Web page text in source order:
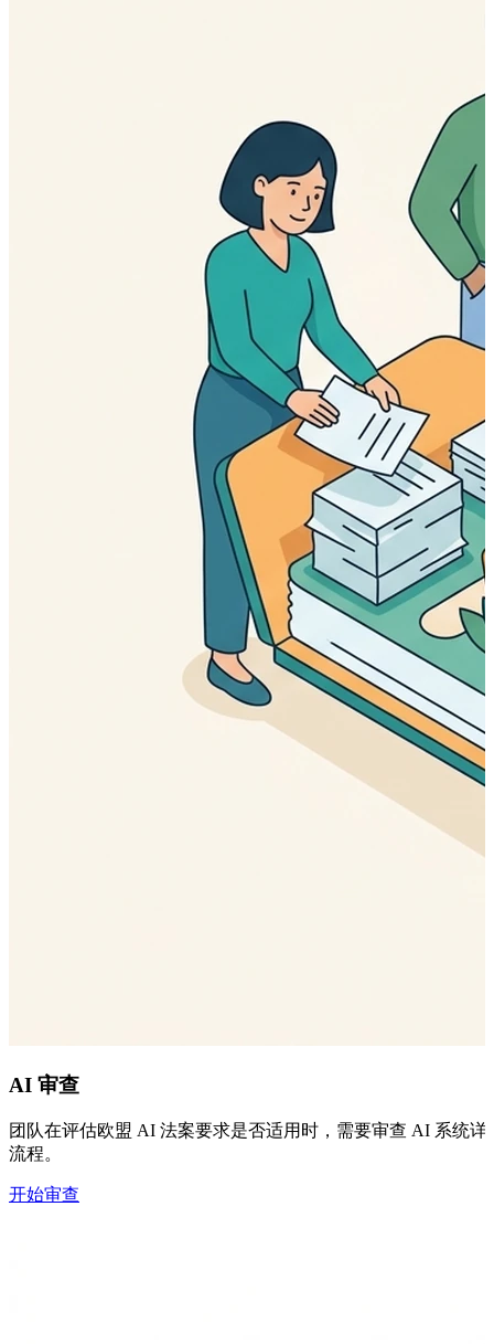
AI 审查
团队在评估欧盟 AI 法案要求是否适用时，需要审查 AI 系统
流程。
开始审查